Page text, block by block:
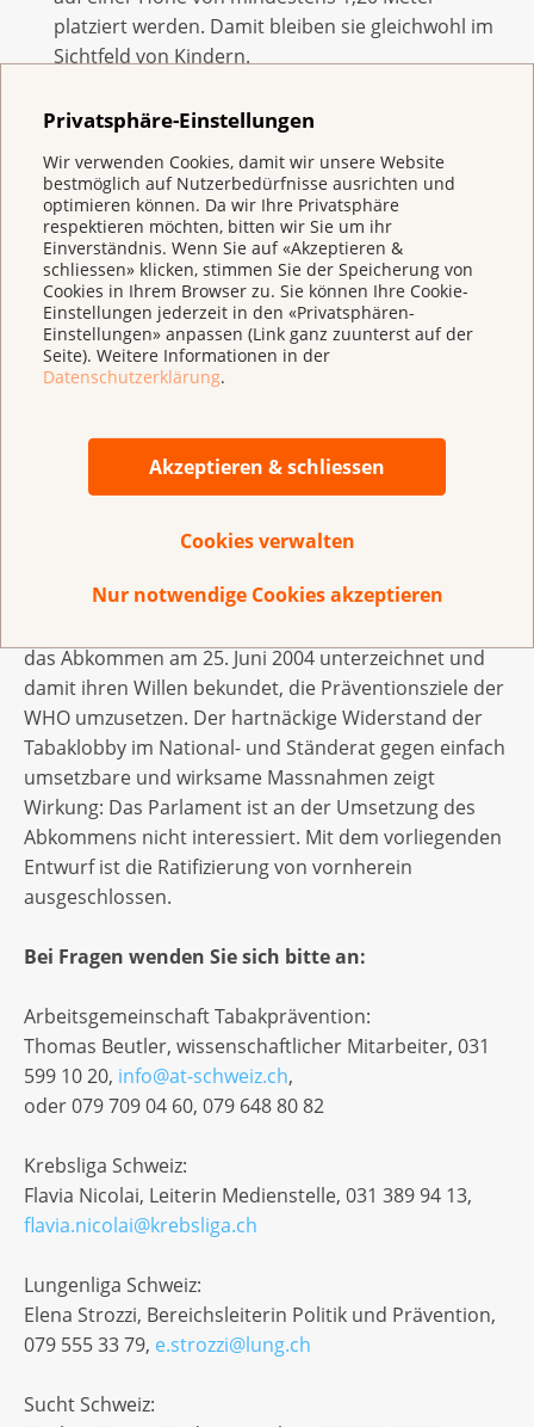
Privatsphäre-Einstellungen
Wir verwenden Cookies, damit wir unsere Website
bestmöglich auf Nutzerbedürfnisse ausrichten und
optimieren können. Da wir Ihre Privatsphäre
respektieren möchten, bitten wir Sie um ihr
Einverständnis. Wenn Sie auf «Akzeptieren &
schliessen» klicken, stimmen Sie der Speicherung von
Cookies in Ihrem Browser zu. Sie können Ihre Cookie-
Einstellungen jederzeit in den «Privatsphären-
Einstellungen» anpassen (Link ganz zuunterst auf der
Seite). Weitere Informationen in der
Datenschutzerklärung.
Akzeptieren & schliessen
Cookies verwalten
Nur notwendige Cookies akzeptieren
platziert werden. Damit bleiben sie gleichwohl im
Sichtfeld von Kindern.
In mehreren Punkten bleibt der Entwurf hinter der
EU-Gesetzgebung zurück:
Die Warnhinweise bleiben kleiner als in der EU.
Die E-Zigaretten bleiben schwächer reguliert als in
der EU.
Snus ist in der EU verboten, ausgenommen
Schweden.
EU-weit verboten.
Ein Verbot von Tabakwerbung und Tabaksponsoring
Tabakkontrolle der Weltgesundheitsorganisation
das Abkommen am 25. Juni 2004 unterzeichnet und
damit ihren Willen bekundet, die Präventionsziele der
WHO umzusetzen. Der hartnäckige Widerstand der
Tabaklobby im National- und Ständerat gegen einfach
umsetzbare und wirksame Massnahmen zeigt
Wirkung: Das Parlament ist an der Umsetzung des
Abkommens nicht interessiert. Mit dem vorliegenden
Entwurf ist die Ratifizierung von vornherein
ausgeschlossen.
Bei Fragen wenden Sie sich bitte an:
Arbeitsgemeinschaft Tabakprävention:
Thomas Beutler, wissenschaftlicher Mitarbeiter, 031
599 10 20, info@at-schweiz.ch,
oder 079 709 04 60, 079 648 80 82
Krebsliga Schweiz:
Flavia Nicolai, Leiterin Medienstelle, 031 389 94 13,
flavia.nicolai@krebsliga.ch
Lungenliga Schweiz:
Elena Strozzi, Bereichsleiterin Politik und Prävention,
079 555 33 79, e.strozzi@lung.ch
Sucht Schweiz: